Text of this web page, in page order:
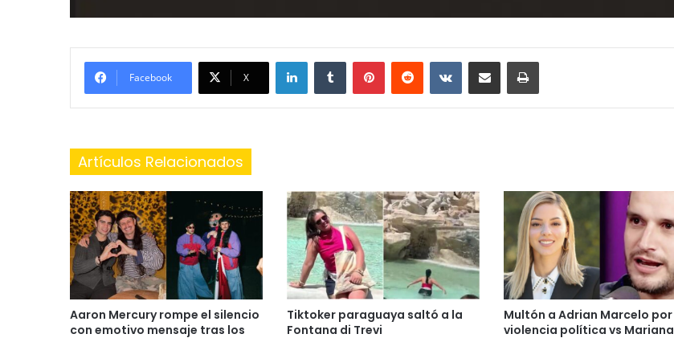
Facebook X
LinkedInTumblr PinterestReddit VKontakteShare via Email Print
Artículos Relacionados
Aaron Mercury rompe el silencio
con emotivo mensaje tras los
Tiktoker paraguaya saltó a la
Fontana di Trevi
Multón a Adrian Marcelo por
violencia política vs Mariana